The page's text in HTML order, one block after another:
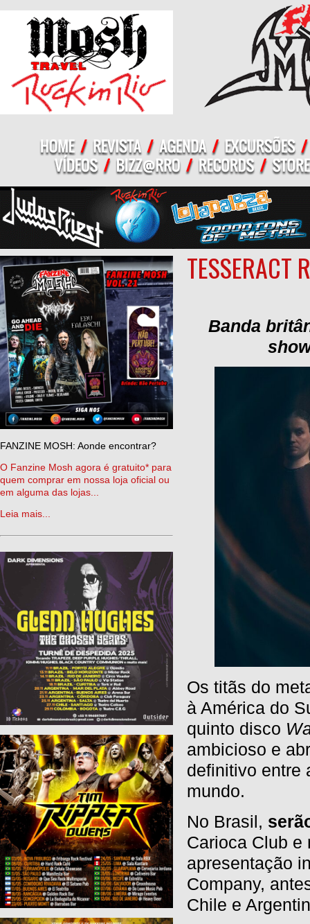
FANZINE MOSH: Aonde encontrar?
O Fanzine Mosh agora é gratuito* para
quem comprar em nossa loja oficial ou
em alguma das lojas...
Leia mais...
TESSERACT
Banda
Os titãs do
à América do
quinto disco
ambicioso e
definitivo entre
mundo.
No Brasil,
Carioca Club e
apresentação
Company,
Chile e